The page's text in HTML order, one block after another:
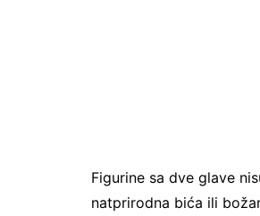
Figurine sa dve glave
natprirodna bića ili